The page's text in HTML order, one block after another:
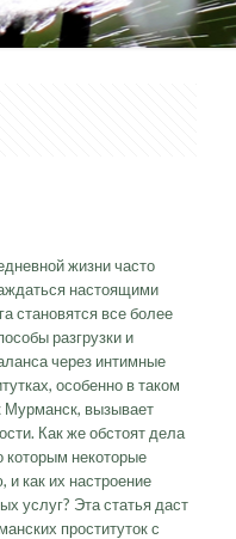
жизни часто
настоящими
становятся все более
разгрузки и
через интимные
особенно в таком
Мурманск, вызывает
Как же обстоят дела
которым некоторые
как их настроение
услуг? Эта статья даст
проституток с